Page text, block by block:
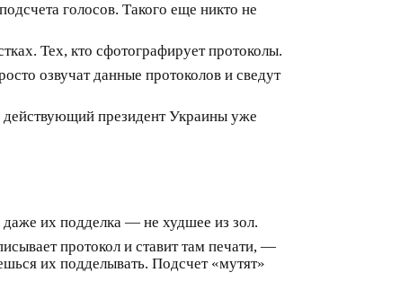
голосов. Такого еще никто не
Тех, кто сфотографирует протоколы.
озвучат данные протоколов и сведут
действующий президент Украины уже
их подделка — не худшее из зол.
протокол и ставит там печати, —
их подделывать. Подсчет «мутят»